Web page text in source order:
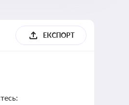
ЕКСПОРТ